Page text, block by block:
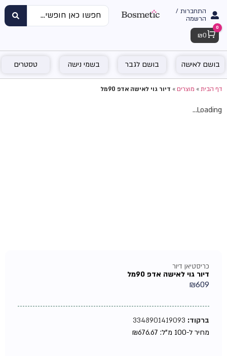
התחברות /
הרשמה
Cart
0
₪ 0
בושם לאישה בושם לגבר בשמי נישה טסטרים
דף הבית»מוצרים»דיור גוי לאישה אדפ 90מל
Loading...
כריסטיאן דיור
דיור גוי לאישה אדפ 90מל
₪609
ברקוד:3348901419093
מחיר ל-100 מ"ל:
₪676.67